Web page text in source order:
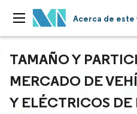
Acerca de este
TAMAÑO Y
MERCADO DE
Y ELÉCTRICOS DE